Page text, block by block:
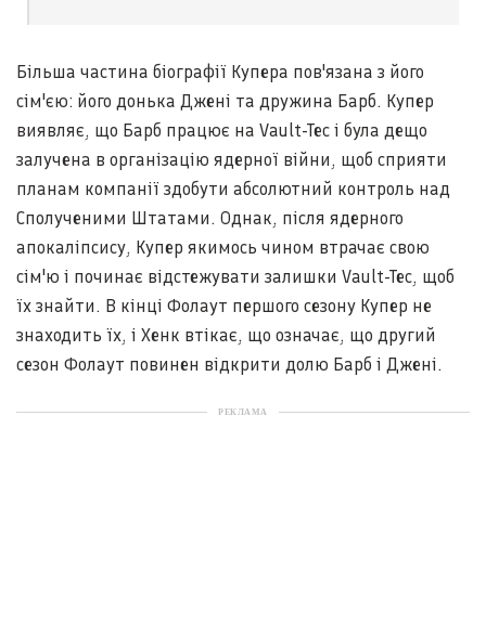
Більша частина біографії Купера пов'язана з його
сім'єю: його донька Джені та дружина Барб. Купер
виявляє, що Барб працює на Vault-Tec і була дещо
залучена в організацію ядерної війни, щоб сприяти
планам компанії здобути абсолютний контроль над
Сполученими Штатами. Однак, після ядерного
апокаліпсису, Купер якимось чином втрачає свою
сім'ю і починає відстежувати залишки Vault-Tec, щоб
їх знайти. В кінці Фолаут першого сезону Купер не
знаходить їх, і Хенк втікає, що означає, що другий
сезон Фолаут повинен відкрити долю Барб і Джені.
РЕКЛАМА